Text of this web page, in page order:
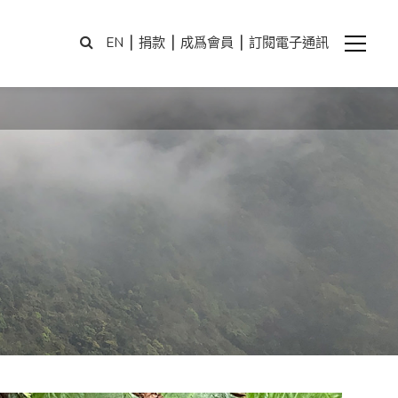
EN | 捐款 | 成爲會員 | 訂閱電子通訊